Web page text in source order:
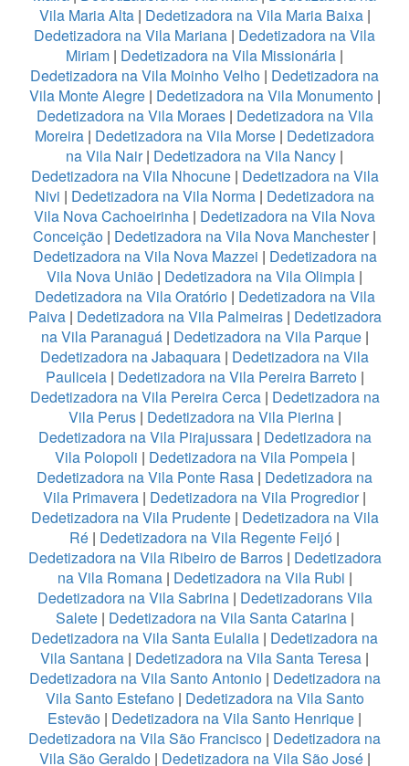
Vila Maria Alta| Dedetizadora na Vila Maria Baixa|
Dedetizadora na Vila Mariana | Dedetizadora na Vila
Miriam | Dedetizadora na Vila Missionária |
Dedetizadora na Vila Moinho Velho | Dedetizadora na
Vila Monte Alegre| Dedetizadora na Vila Monumento|
Dedetizadora na Vila Moraes| Dedetizadora na Vila
Moreira | Dedetizadora na Vila Morse | Dedetizadora
na Vila Nair| Dedetizadora na Vila Nancy |
Dedetizadora na Vila Nhocune| Dedetizadora na Vila
Nivi | Dedetizadora na Vila Norma | Dedetizadora na
Vila Nova Cachoeirinha | Dedetizadora na Vila Nova
Conceição | Dedetizadora na Vila Nova Manchester|
Dedetizadora na Vila Nova Mazzei | Dedetizadora na
Vila Nova União | Dedetizadora na Vila Olimpia |
Dedetizadora na Vila Oratório| Dedetizadora na Vila
Paiva| Dedetizadora na Vila Palmeiras| Dedetizadora
na Vila Paranaguá| Dedetizadora na Vila Parque|
Dedetizadora na Jabaquara | Dedetizadora na Vila
Pauliceia| Dedetizadora na Vila Pereira Barreto|
Dedetizadora na Vila Pereira Cerca| Dedetizadora na
Vila Perus| Dedetizadora na Vila Pierina|
Dedetizadora na Vila Pirajussara| Dedetizadora na
Vila Polopoli | Dedetizadora na Vila Pompeia|
Dedetizadora na Vila Ponte Rasa | Dedetizadora na
Vila Primavera | Dedetizadora na Vila Progredior|
Dedetizadora na Vila Prudente| Dedetizadora na Vila
Ré | Dedetizadora na Vila Regente Feijó |
Dedetizadora na Vila Ribeiro de Barros| Dedetizadora
na Vila Romana| Dedetizadora na Vila Rubi |
Dedetizadora na Vila Sabrina| Dedetizadorans Vila
Salete| Dedetizadora na Vila Santa Catarina|
Dedetizadora na Vila Santa Eulalia | Dedetizadora na
Vila Santana | Dedetizadora na Vila Santa Teresa |
Dedetizadora na Vila Santo Antonio| Dedetizadora na
Vila Santo Estefano| Dedetizadora na Vila Santo
Estevão | Dedetizadora na Vila Santo Henrique |
Dedetizadora na Vila São Francisco | Dedetizadora na
Vila São Geraldo| Dedetizadora na Vila São José|